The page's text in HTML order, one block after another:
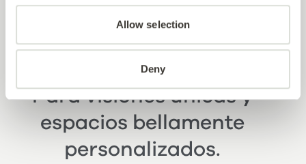
Allow selection
Deny
Para visiones únicas y
espacios bellamente
personalizados.